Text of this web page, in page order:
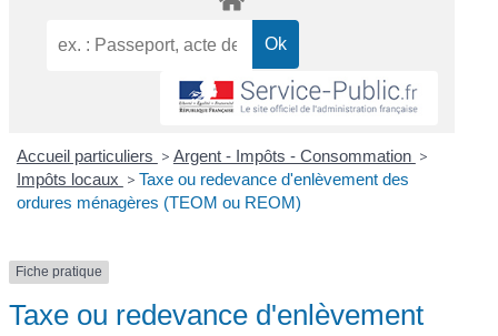
Accueil particuliers > Argent - Impôts - Consommation >
Impôts locaux > Taxe ou redevance d'enlèvement des
ordures ménagères (TEOM ou REOM)
Fiche pratique
Taxe ou redevance d'enlèvement